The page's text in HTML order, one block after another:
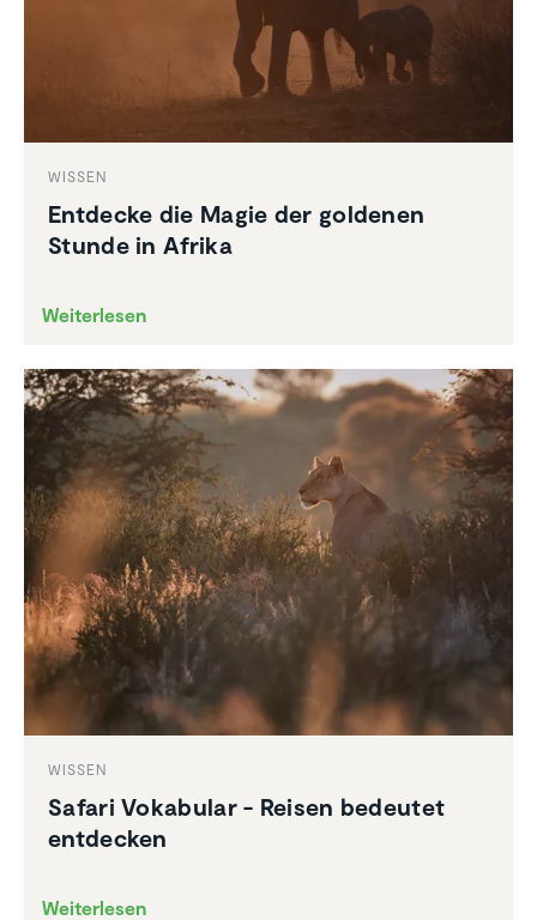
WISSEN
Entdecke die Magie der goldenen
Stunde in Afrika
Weiterlesen
WISSEN
Safari Vokabular - Reisen bedeutet
entdecken
Weiterlesen